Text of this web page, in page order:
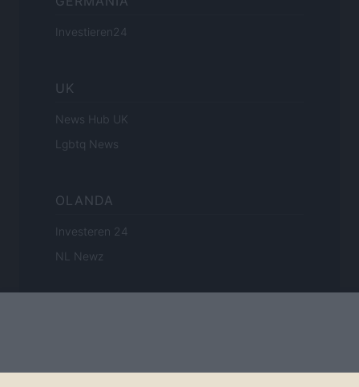
Investieren24
UK
News Hub UK
Lgbtq News
OLANDA
Investeren 24
NL Newz